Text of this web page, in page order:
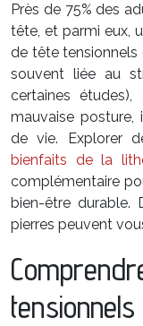
Près de 75% des
tête, et parmi eux,
de tête tensionnels
souvent liée au
certaines
mauvaise
de vie. Explorer
bienfaits de la
complémentaire
bien-être durable.
pierres peuvent